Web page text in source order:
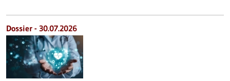
Dossier - 30.07.2026